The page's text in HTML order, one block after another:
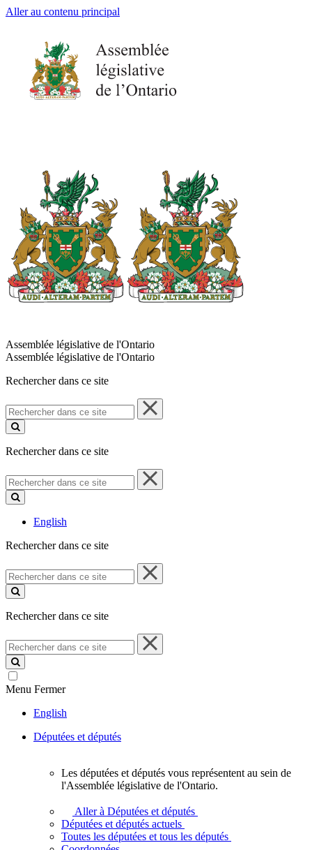
Aller au contenu principal
Assemblée législative de l'Ontario
Assemblée législative de l'Ontario
Rechercher dans ce site
Rechercher
dans
ce
Rechercher dans ce site
Rechercher
dans
ce
English
Rechercher dans ce site
Rechercher
dans
ce
Rechercher dans ce site
Rechercher
dans
ce
site
Menu Fermer
English
Députées et députés
députés
vous
représentent
Les députées et députés vous représentent au sein de
l'Assemblée législative de l'Ontario.
Aller à Députées et députés
Députées et députés actuels
Toutes les députées et tous les députés